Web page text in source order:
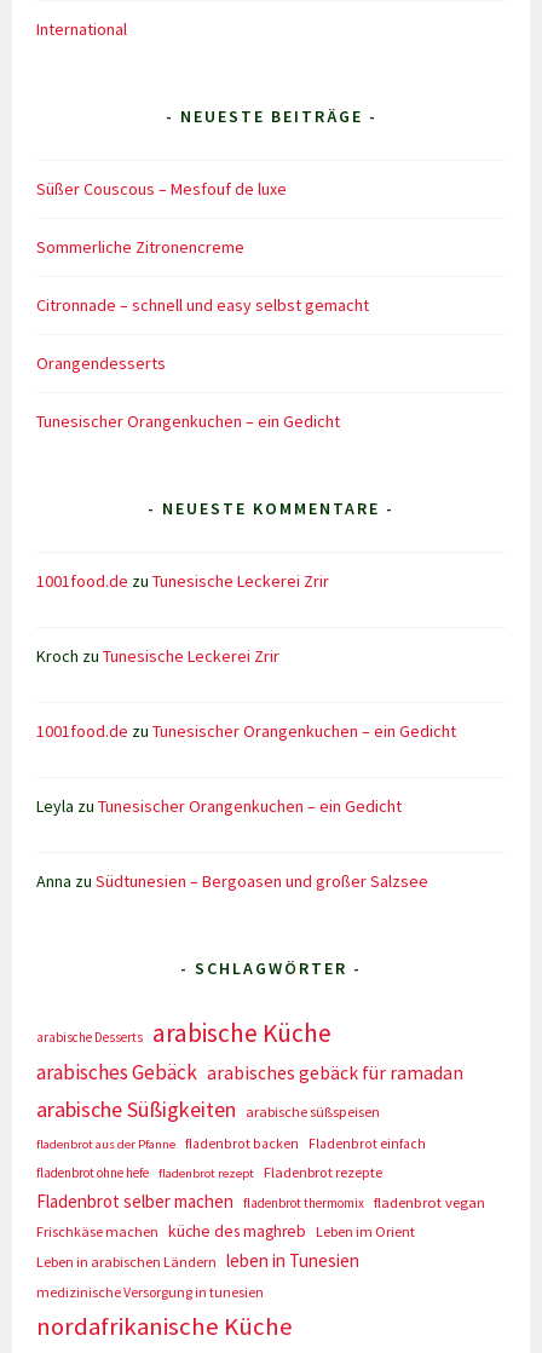
International
- NEUESTE BEITRÄGE -
Süßer Couscous – Mesfouf de luxe
Sommerliche Zitronencreme
Citronnade – schnell und easy selbst gemacht
Orangendesserts
Tunesischer Orangenkuchen – ein Gedicht
- NEUESTE KOMMENTARE -
1001food.de zuTunesische Leckerei Zrir
Kroch zuTunesische Leckerei Zrir
1001food.de zuTunesischer Orangenkuchen – ein Gedicht
Leyla zuTunesischer Orangenkuchen – ein Gedicht
Anna zuSüdtunesien – Bergoasen und großer Salzsee
- SCHLAGWÖRTER -
arabische Desserts arabische Küche
arabisches Gebäck arabisches gebäck für ramadan
arabische Süßigkeiten arabische süßspeisen
fladenbrot aus der Pfanne fladenbrot backen
Fladenbrot einfach
fladenbrot ohne hefe
fladenbrot rezept Fladenbrot rezepte
Fladenbrot selber machen fladenbrot thermomix fladenbrot vegan
Frischkäse machen
küche des maghreb
Leben im Orient
Leben in arabischen Ländern
leben in Tunesien
medizinische Versorgung in tunesien
nordafrikanische Küche